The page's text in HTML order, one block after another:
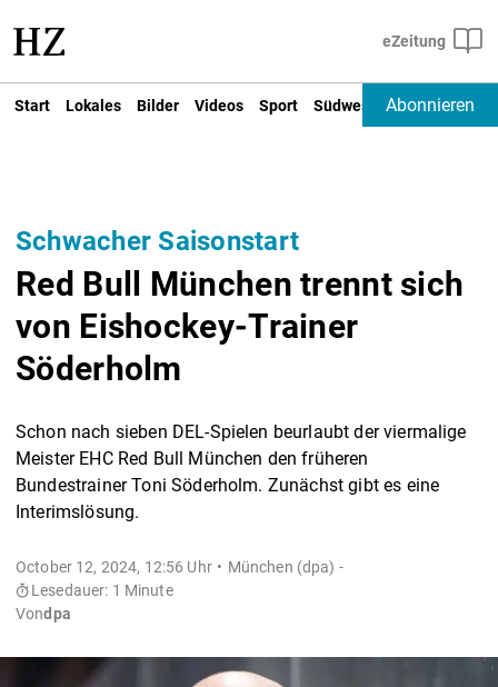
Start Lokales Bilder Videos Sport Südwest Deutschland
Abonnieren
Schwacher Saisonstart
Red Bull München trennt sich
von Eishockey-Trainer
Söderholm
Schon nach sieben DEL-Spielen beurlaubt der viermalige
Meister EHC Red Bull München den früheren
Bundestrainer Toni Söderholm. Zunächst gibt es eine
Interimslösung.
October 12, 2024, 12:56 Uhr
München (dpa) -
Lesedauer: 1 Minute
Vondpa